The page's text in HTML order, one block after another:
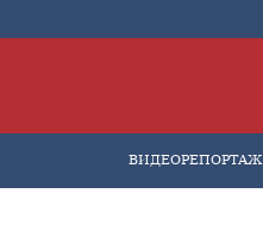
ВИДЕОРЕПОРТАЖ